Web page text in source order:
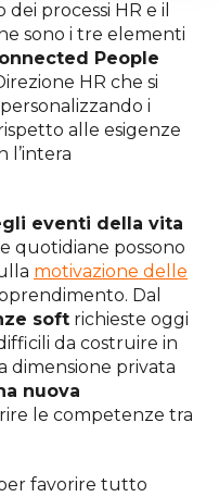
processi HR e il
sono i tre elementi
People
HR che si
i
alle esigenze
l’intera
eventi della vita
quotidiane possono
motivazione delle
Dal
soft richieste oggi
da costruire in
dimensione privata
nuova
le competenze tra
favorire tutto